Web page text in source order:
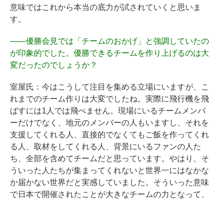
意味ではこれから本当の底力が試されていくと思いま
す。
――優勝会見では「チームのおかげ」と強調していたの
が印象的でした。優勝できるチームを作り上げるのは大
変だったのでしょうか？
室屋氏：今はこうして注目を集める立場にいますが、こ
れまでのチーム作りは大変でしたね。実際に飛行機を飛
ばすには1人では飛べません。現場にいるチームメンバ
ーだけでなく、地元のメンバーの人もいますし、それを
支援してくれる人、直接的でなくてもご飯を作ってくれ
る人、取材をしてくれる人、背景にいるファンの人た
ち、全部を含めてチームだと思っています。やはり、そ
ういった人たちが集まってくれないと世界一にはなかな
か届かない世界だと実感していました。そういった意味
で日本で開催されたことが大きなチームの力となって、